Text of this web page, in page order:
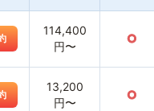
114,400
円〜
○
13,200
円〜
○